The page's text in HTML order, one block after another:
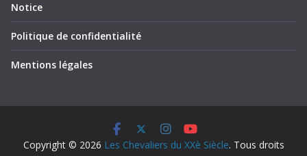
Notice
Politique de confidentialité
Mentions légales
Copyright © 2026 Les Chevaliers du XXè Siècle. Tous droits